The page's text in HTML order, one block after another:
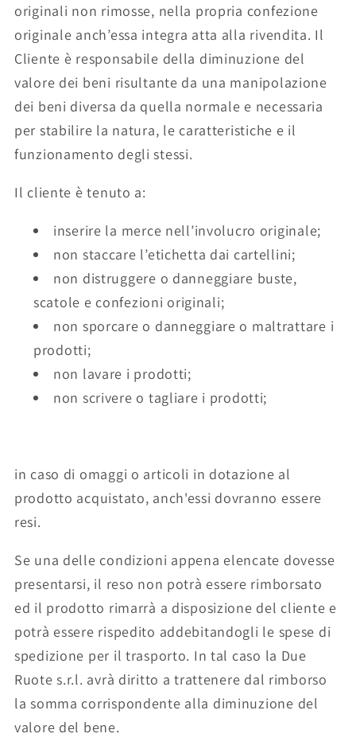
originali non rimosse, nella propria confezione
originale anch’essa integra atta alla rivendita. Il
Cliente è responsabile della diminuzione del
valore dei beni risultante da una manipolazione
dei beni diversa da quella normale e necessaria
per stabilire la natura, le caratteristiche e il
funzionamento degli stessi.
Il cliente è tenuto a:
inserire la merce nell’involucro originale;
non staccare l’etichetta dai cartellini;
non distruggere o danneggiare buste,
scatole e confezioni originali;
non sporcare o danneggiare o maltrattare i
prodotti;
non lavare i prodotti;
non scrivere o tagliare i prodotti;
in caso di omaggi o articoli in dotazione al
prodotto acquistato, anch'essi dovranno essere
resi.
Se una delle condizioni appena elencate dovesse
presentarsi, il reso non potrà essere rimborsato
ed il prodotto rimarrà a disposizione del cliente e
potrà essere rispedito addebitandogli le spese di
spedizione per il trasporto. In tal caso la Due
Ruote s.r.l. avrà diritto a trattenere dal rimborso
la somma corrispondente alla diminuzione del
valore del bene.